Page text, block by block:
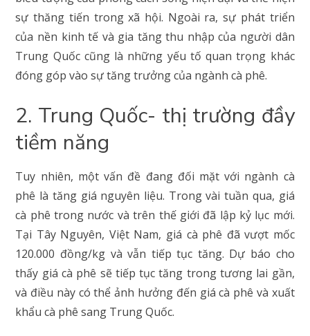
sự thăng tiến trong xã hội. Ngoài ra, sự phát triển
của nền kinh tế và gia tăng thu nhập của người dân
Trung Quốc cũng là những yếu tố quan trọng khác
đóng góp vào sự tăng trưởng của ngành cà phê.
2. Trung Quốc- thị trường đầy
tiềm năng
Tuy nhiên, một vấn đề đang đối mặt với ngành cà
phê là tăng giá nguyên liệu. Trong vài tuần qua, giá
cà phê trong nước và trên thế giới đã lập kỷ lục mới.
Tại Tây Nguyên, Việt Nam, giá cà phê đã vượt mốc
120.000 đồng/kg và vẫn tiếp tục tăng. Dự báo cho
thấy giá cà phê sẽ tiếp tục tăng trong tương lai gần,
và điều này có thể ảnh hưởng đến giá cà phê và xuất
khẩu cà phê sang Trung Quốc.